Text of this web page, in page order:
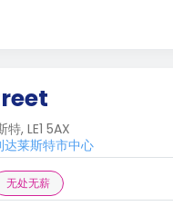
, LE1 5AX
莱斯特市中心
无处无薪